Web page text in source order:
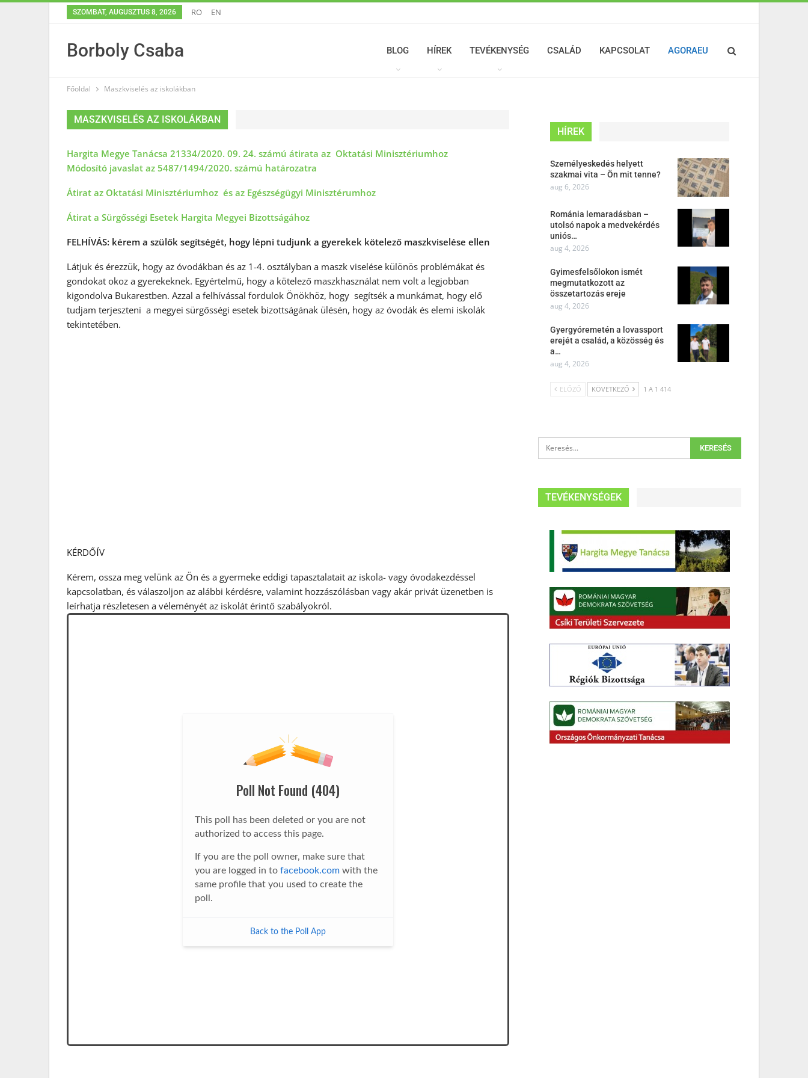
SZOMBAT, AUGUSZTUS 8, 2026 RO EN
Borboly Csaba BLOG HÍREK TEVÉKENYSÉG CSALÁD KAPCSOLAT AGORAEU
Főoldal Maszkviselés az iskolákban
MASZKVISELÉS AZ ISKOLÁKBAN
Hargita Megye Tanácsa 21334/2020. 09. 24. számú átirata az Oktatási Minisztériumhoz
Módosító javaslat az 5487/1494/2020. számú határozatra
Átirat az Oktatási Minisztériumhoz és az Egészségügyi Minisztérumhoz
Átirat a Sürgősségi Esetek Hargita Megyei Bizottságához
FELHÍVÁS: kérem a szülők segítségét, hogy lépni tudjunk a gyerekek kötelező maszkviselése ellen
Látjuk és érezzük, hogy az óvodákban és az 1-4. osztályban a maszk viselése különös problémákat és
gondokat okoz a gyerekeknek. Egyértelmű, hogy a kötelező maszkhasználat nem volt a legjobban
kigondolva Bukarestben. Azzal a felhívással fordulok Önökhöz, hogy segítsék a munkámat, hogy elő
tudjam terjeszteni a megyei sürgősségi esetek bizottságának ülésén, hogy az óvodák és elemi iskolák
tekintetében.
KÉRDŐÍV
Kérem, ossza meg velünk az Ön és a gyermeke eddigi tapasztalatait az iskola- vagy óvodakezdéssel
kapcsolatban, és válaszoljon az alábbi kérdésre, valamint hozzászólásban vagy akár privát üzenetben is
leírhatja részletesen a véleményét az iskolát érintő szabályokról.
HÍREK
Személyeskedés helyett
szakmai vita – Ön mit tenne?
aug 6, 2026
Románia lemaradásban –
utolsó napok a medvekérdés
uniós…
aug 4, 2026
Gyimesfelsőlokon ismét
megmutatkozott az
összetartozás ereje
aug 4, 2026
Gyergyóremetén a lovassport
erejét a család, a közösség és
a…
aug 4, 2026
ELŐZŐ KÖVETKEZŐ 1 A 1 414
TEVÉKENYSÉGEK